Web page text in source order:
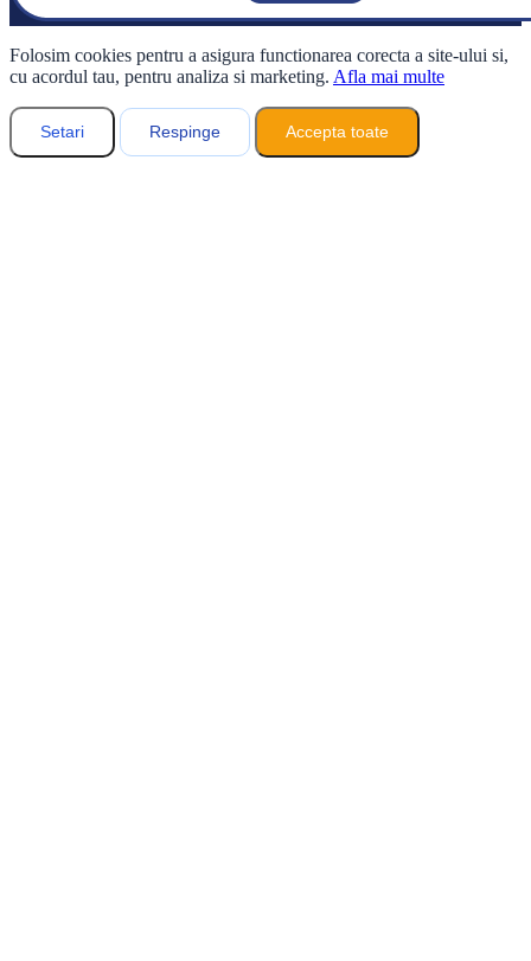
Folosim cookies pentru a asigura functionarea corecta a site-ului si,
cu acordul tau, pentru analiza si marketing. Afla mai multe
Setari Respinge Accepta toate